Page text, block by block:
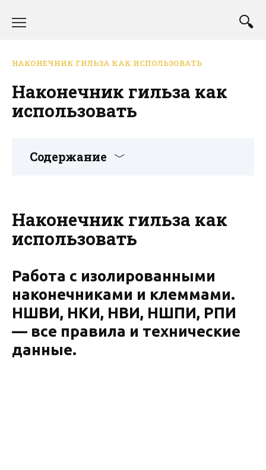
НАКОНЕЧНИК ГИЛЬЗА КАК ИСПОЛЬЗОВАТЬ
Наконечник гильза как
использовать
Содержание
Наконечник гильза как
использовать
Работа с изолированными
наконечниками и клеммами.
НШВИ, НКИ, НВИ, НШПИ, РПИ
— все правила и технические
данные.